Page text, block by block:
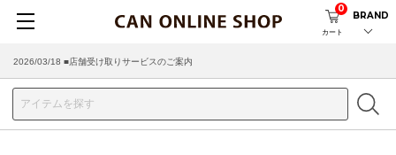
カート
0
BRAND
2026/03/18 ■店舗受け取りサービスのご案内